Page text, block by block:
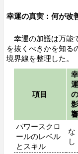
幸運の真実：何が改
幸運の加護は万能
を抜くべきかを知る
境界線を整理した。
項目
幸
運
の
影
響
パワースクロ
ールのレベル
とスキル
な
し